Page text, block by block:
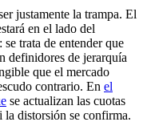
justamente la trampa. El
en el lado del
trata de entender que
definidores de jerarquía
que el mercado
contrario. En el
se actualizan las cuotas
la distorsión se confirma.